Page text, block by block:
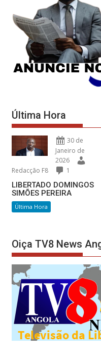
Última Hora
30 de
Janeiro de
2026
Redacção F8
1
LIBERTADO DOMINGOS
SIMÕES PEREIRA
Última Hora
Oiça TV8 News